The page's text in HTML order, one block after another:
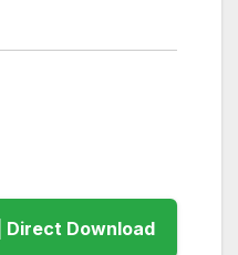
Download Terbaru | Direct Download